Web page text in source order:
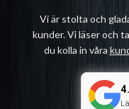
Vi är stolta och
kunder. Vi läser och
du kolla in våra